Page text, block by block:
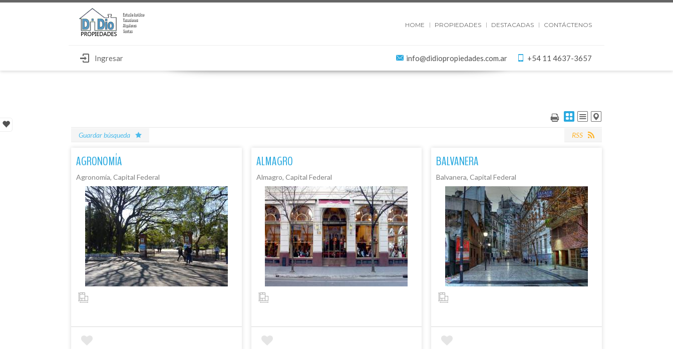
HOME PROPIEDADES DESTACADAS CONTÁCTENOS
Ingresar +54 11 4637-3657
info@didiopropiedades.com.ar
RSS
Guardar búsqueda
AGRONOMÍA
Agronomía, Capital Federal
ALMAGRO
Almagro, Capital Federal
BALVANERA
Balvanera, Capital Federal